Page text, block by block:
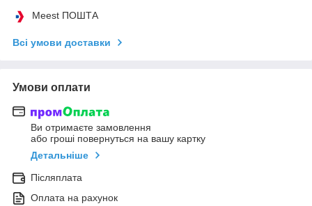
Meest ПОШТА
Всі умови доставки
Умови оплати
Ви отримаєте замовлення
або гроші повернуться на вашу картку
Детальніше
Післяплата
Оплата на рахунок